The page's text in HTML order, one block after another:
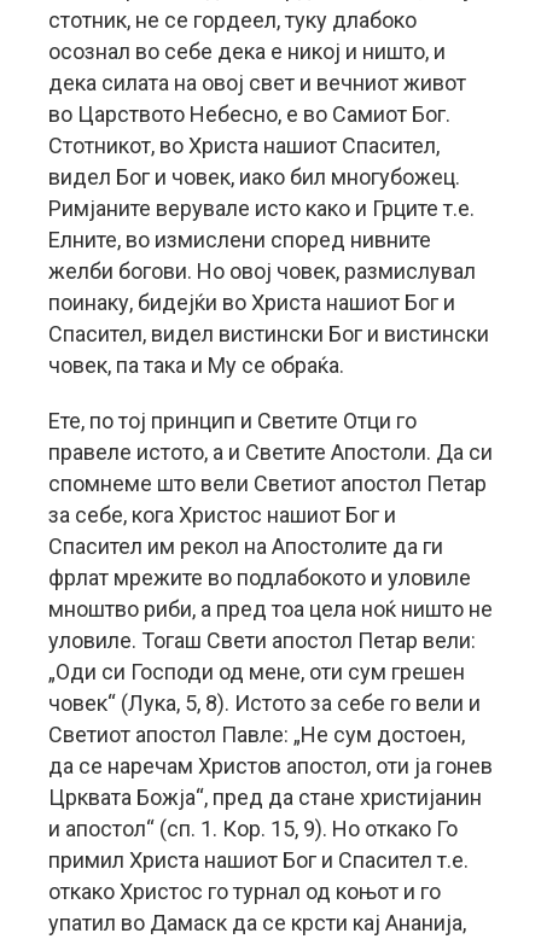
стотник, не се гордеел, туку длабоко
осознал во себе дека е никој и ништо, и
дека силата на овој свет и вечниот живот
во Царството Небесно, е во Самиот Бог.
Стотникот, во Христа нашиот Спасител,
видел Бог и човек, иако бил многубожец.
Римјаните верувале исто како и Грците т.е.
Елните, во измислени според нивните
желби богови. Но овој човек, размислувал
поинаку, бидејќи во Христа нашиот Бог и
Спасител, видел вистински Бог и вистински
човек, па така и Му се обраќа.
Ете, по тој принцип и Светите Отци го
правеле истото, а и Светите Апостоли. Да си
спомнеме што вели Светиот апостол Петар
за себе, кога Христос нашиот Бог и
Спасител им рекол на Апостолите да ги
фрлат мрежите во подлабокото и уловиле
мноштво риби, а пред тоа цела ноќ ништо не
уловиле. Тогаш Свети апостол Петар вели:
„Оди си Господи од мене, оти сум грешен
човек“ (Лука, 5, 8). Истото за себе го вели и
Светиот апостол Павле: „Не сум достоен,
да се наречам Христов апостол, оти ја гонев
Црквата Божја“, пред да стане христијанин
и апостол“ (сп. 1. Кор. 15, 9). Но откако Го
примил Христа нашиот Бог и Спасител т.е.
откако Христос го турнал од коњот и го
упатил во Дамаск да се крсти кај Ананија,